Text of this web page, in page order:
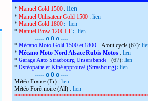
* Manuel Gold 1500 : lien
* Manuel Utilisateur Gold 1500 : lien
* Manuel Gold 1800 : lien
* Manuel Bmw 1200 LT: lien
----- o 0 o ----
* Mécano Moto Gold 1500 et 1800 - Atout cycle (67):
* Mécano Moto Nord Alsace Rubis Motos : lien
* Garage Auto Strasbourg Unsersbande - (67): lien
* Ostéopathe et Kiné approuvé (Strasbourg): lien
----- o 0 o ----
Météo France (Fr) : lien
Météo Forêt noire (All) : lien